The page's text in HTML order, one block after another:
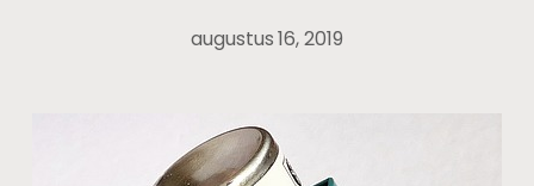
augustus 16, 2019